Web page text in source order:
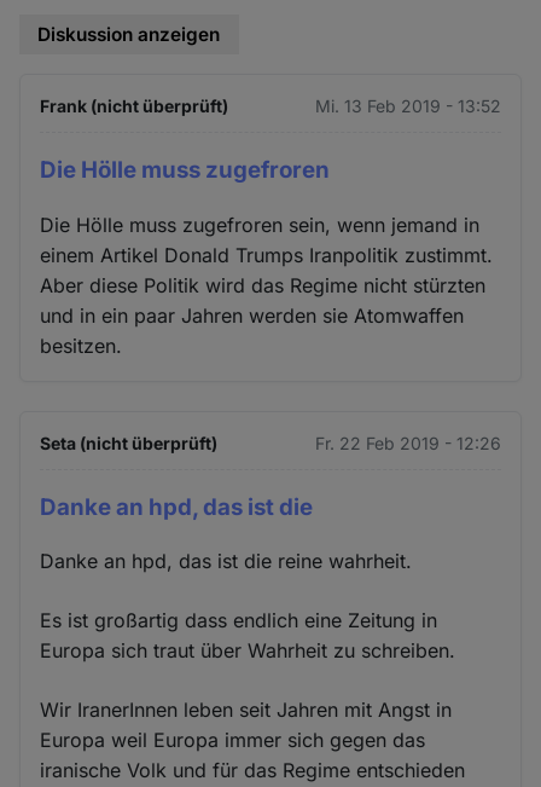
Diskussion anzeigen
Frank (nicht überprüft) Mi. 13 Feb 2019 - 13:52
Die Hölle muss zugefroren
Die Hölle muss zugefroren sein, wenn jemand in
einem Artikel Donald Trumps Iranpolitik zustimmt.
Aber diese Politik wird das Regime nicht stürzten
und in ein paar Jahren werden sie Atomwaffen
besitzen.
Seta (nicht überprüft) Fr. 22 Feb 2019 - 12:26
Danke an hpd, das ist die
Danke an hpd, das ist die reine wahrheit.
Es ist großartig dass endlich eine Zeitung in
Europa sich traut über Wahrheit zu schreiben.
Wir IranerInnen leben seit Jahren mit Angst in
Europa weil Europa immer sich gegen das
iranische Volk und für das Regime entschieden